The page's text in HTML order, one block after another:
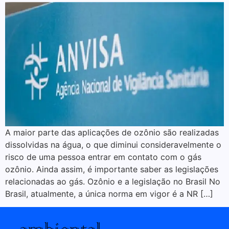
A maior parte das aplicações de ozônio são realizadas
dissolvidas na água, o que diminui consideravelmente o
risco de uma pessoa entrar em contato com o gás
ozônio. Ainda assim, é importante saber as legislações
relacionadas ao gás. Ozônio e a legislação no Brasil No
Brasil, atualmente, a única norma em vigor é a NR […]